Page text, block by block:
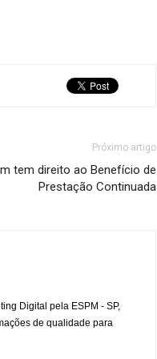
Próximo artigo
tem direito ao Benefício de
Prestação Continuada
Digital pela ESPM - SP,
de qualidade para